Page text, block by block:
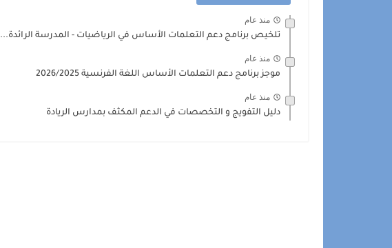
منذ عام
تلخيص برنامج دعم التعلمات الأساس في الرياضيات - المدرسة الرائدة...
منذ عام
موجز برنامج دعم التعلمات الأساس اللغة الفرنسية 2026/2025
منذ عام
دليل التفويج و التخصصات في الدعم المكثف بمدارس الريادة